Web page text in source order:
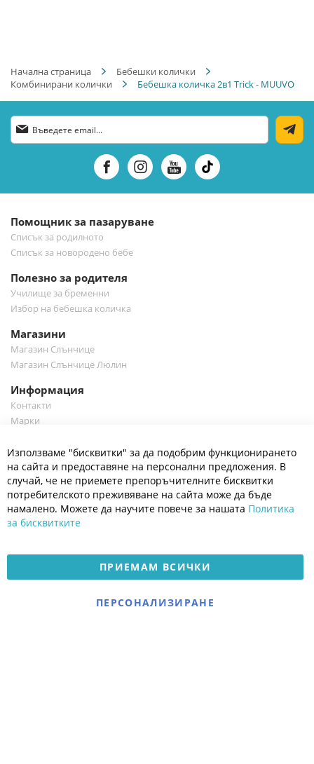
Начална страница
Бебешки колички
Комбинирани колички
Бебешка количка 2в1 Trick - MUUVO
Абонирай
се
бюлетин:
Помощник за пазаруване
Списък за родилното
Списък за новородено бебе
Полезно за родителя
Училище за бременни
Избор на бебешка количка
Магазини
Магазин Слънчице
Магазин Слънчице Люлин
Информация
Контакти
Марки
Полезно
Общи условия
Политика за поверителност
Платформа за OPC
Доставка и плащане
Електронен магазин
разработен и поддържан
Използваме "бисквитки" за да подобрим функционирането
на сайта и предоставяне на персонални предложения. В
случай, че не приемете препоръчителните бисквитки
потребителското преживяване на сайта може да бъде
намалено. Можете да научите повече за нашата Политика
за бисквитките
ПРИЕМАМ ВСИЧКИ
ПЕРСОНАЛИЗИРАНЕ